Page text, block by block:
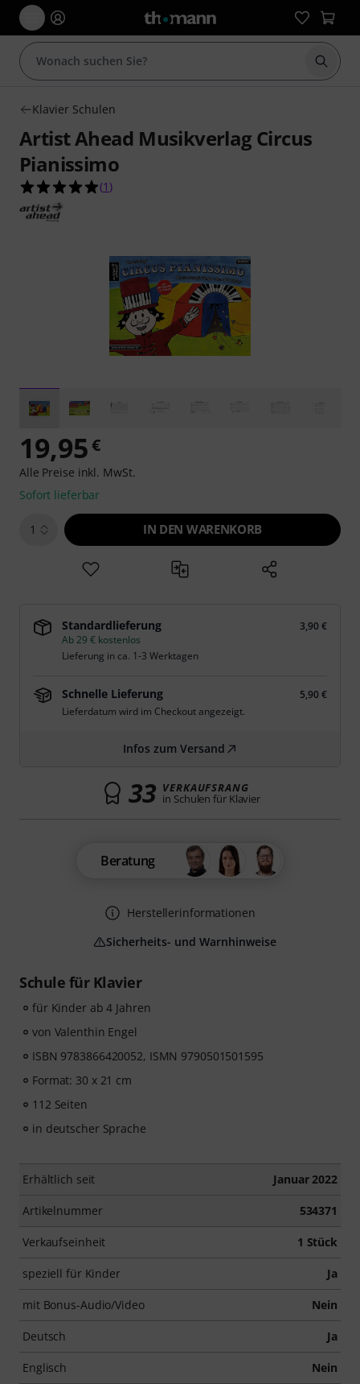
Suche
Klavier Schulen
Artist Ahead Musikverlag Circus
Pianissimo
5.0 von 5 Sternen aus 1 Kundenbewertungen
(1 )
Schule für Klavier
für Kinder ab 4 Jahren
von Valenthin Engel
ISBN 9783866420052, ISMN 9790501501595
Format: 30 x 21 cm
112 Seiten
in deutscher Sprache
Erhältlich seit Januar 2022
Artikelnummer 534371
Verkaufseinheit 1 Stück
speziell für Kinder Ja
mit Bonus-Audio/Video Nein
Deutsch Ja
Englisch Nein
19,95€
Alle Preise inkl. MwSt.
Sofort lieferbar
1 IN DEN WARENKORB
Standardlieferung
3,90 €
Ab 29 € kostenlos
Lieferung in ca. 1-3 Werktagen
Schnelle Lieferung
5,90 €
Lieferdatum wird im Checkout angezeigt.
Infos zum Versand
33 VERKAUFSRANG
in Schulen für Klavier
Beratung
Herstellerinformationen
Sicherheits- und Warnhinweise